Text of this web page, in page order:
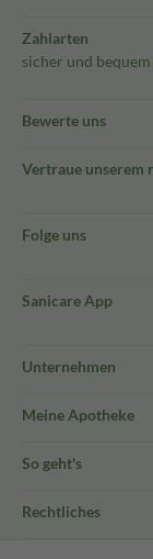
Zahlarten
sicher und bequem
Bewerte uns
Vertraue unserem
Folge uns
Sanicare App
Unternehmen
Meine Apotheke
So geht's
Rechtliches